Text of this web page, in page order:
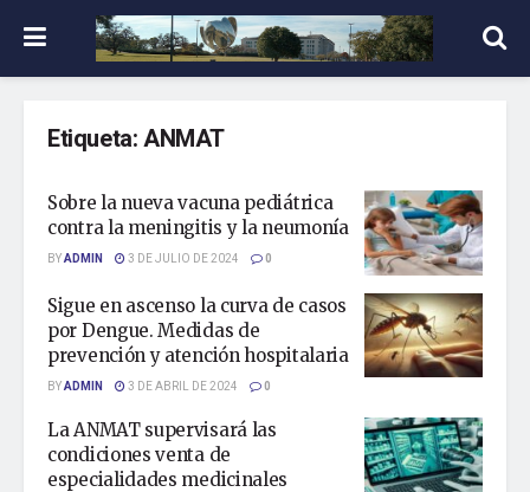
Etiqueta:ANMAT
Sobre la nueva vacuna pediátrica
contra la meningitis y la neumonía
BYADMIN 3 DE JULIO DE 2024 0
Sigue en ascenso la curva de casos
por Dengue. Medidas de
prevención y atención hospitalaria
BYADMIN 3 DE ABRIL DE 2024 0
La ANMAT supervisará las
condiciones venta de
especialidades medicinales